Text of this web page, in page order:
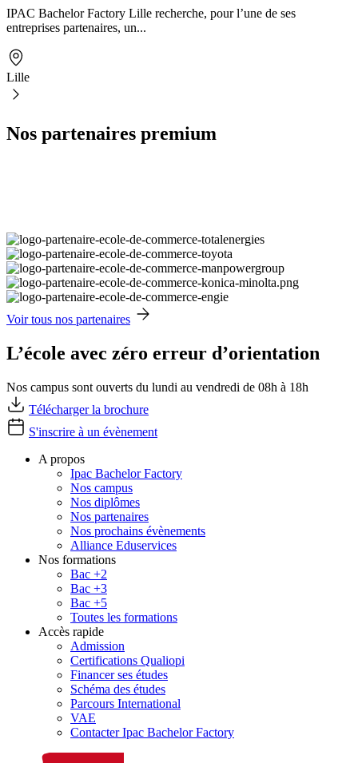
IPAC Bachelor Factory Lille recherche, pour l’une de ses
entreprises partenaires, un...
Lille
Nos partenaires premium
Voir tous nos partenaires
L’école avec zéro erreur d’orientation
Nos campus sont ouverts du lundi au vendredi de 08h à 18h
Télécharger la brochure
S'inscrire à un évènement
A propos
Ipac Bachelor Factory
Nos campus
Nos diplômes
Nos partenaires
Nos prochains évènements
Alliance Eduservices
Nos formations
Bac +2
Bac +3
Bac +5
Toutes les formations
Accès rapide
Admission
Certifications Qualiopi
Financer ses études
Schéma des études
Parcours International
VAE
Contacter Ipac Bachelor Factory